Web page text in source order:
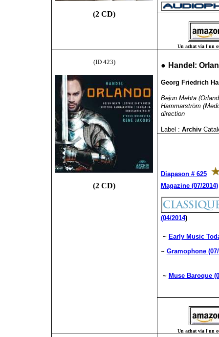
(2 CD)
Un achat via l'un
(ID 423)
(2 CD)
● Handel:
Georg Friedrich
Bejun Mehta
Hammarström
direction
Label : Archiv
Diapason # 625
Magazine (07/2014)
(04/2014)
~ Early Music
~ Gramophone
~ Muse Baroque
Un achat via l'un